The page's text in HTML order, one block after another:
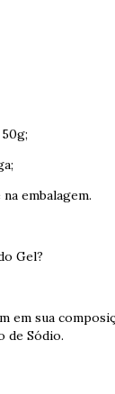
embalagem.
Gel?
em sua
de Sódio.